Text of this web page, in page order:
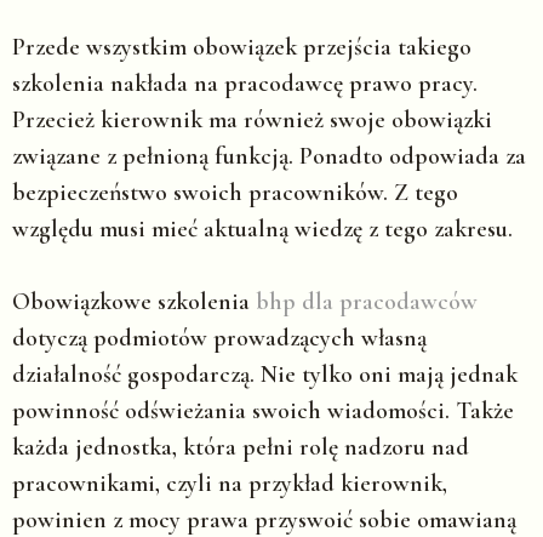
Przede wszystkim obowiązek przejścia takiego
szkolenia nakłada na pracodawcę prawo pracy.
Przecież kierownik ma również swoje obowiązki
związane z pełnioną funkcją. Ponadto odpowiada za
bezpieczeństwo swoich pracowników. Z tego
względu musi mieć aktualną wiedzę z tego zakresu.
Obowiązkowe szkolenia bhp dla pracodawców
dotyczą podmiotów prowadzących własną
działalność gospodarczą. Nie tylko oni mają jednak
powinność odświeżania swoich wiadomości. Także
każda jednostka, która pełni rolę nadzoru nad
pracownikami, czyli na przykład kierownik,
powinien z mocy prawa przyswoić sobie omawianą